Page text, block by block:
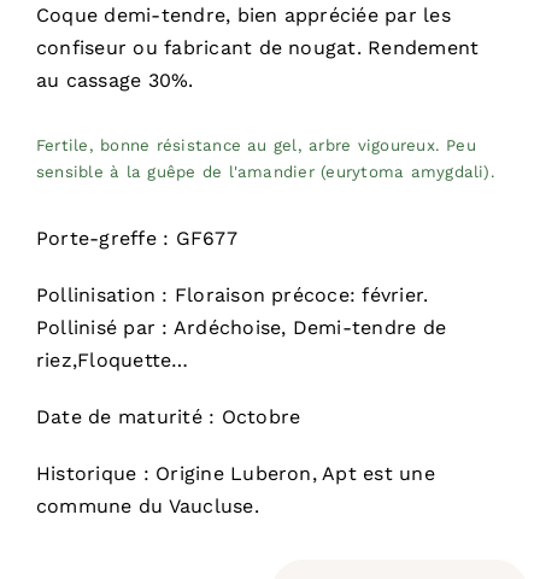
Coque demi-tendre, bien appréciée par les
confiseur ou fabricant de nougat. Rendement
au cassage 30%.
Fertile, bonne résistance au gel, arbre vigoureux. Peu
sensible à la guêpe de l'amandier (eurytoma amygdali).
Porte-greffe : GF677
Pollinisation : Floraison précoce: février.
Pollinisé par : Ardéchoise, Demi-tendre de
riez,Floquette…
Date de maturité : Octobre
Historique : Origine Luberon, Apt est une
commune du Vaucluse.